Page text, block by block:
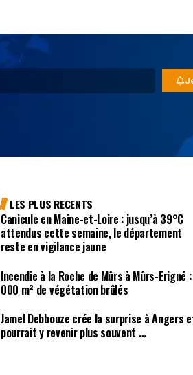
LES PLUS RECENTS
Canicule en Maine-et-Loire : jusqu’à 39°C
attendus cette semaine, le département
reste en vigilance jaune
Incendie à la Roche de Mûrs à Mûrs-Erigné
000 m² de végétation brûlés
Jamel Debbouze crée la surprise à Angers
pourrait y revenir plus souvent …